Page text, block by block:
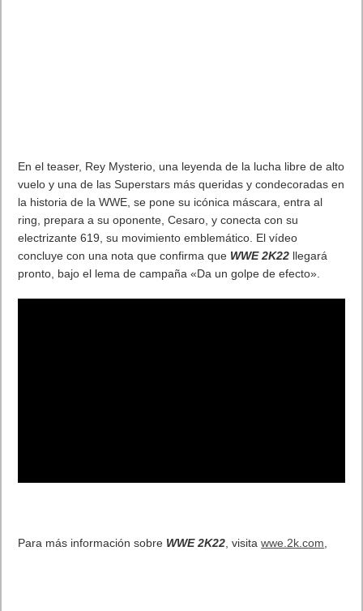
En el teaser, Rey Mysterio, una leyenda de la lucha libre de alto
vuelo y una de las Superstars más queridas y condecoradas en
la historia de la WWE, se pone su icónica máscara, entra al
ring, prepara a su oponente, Cesaro, y conecta con su
electrizante 619, su movimiento emblemático. El vídeo
concluye con una nota que confirma que WWE 2K22 llegará
pronto, bajo el lema de campaña «Da un golpe de efecto».
Para más información sobre WWE 2K22 , visitawwe.2k.com